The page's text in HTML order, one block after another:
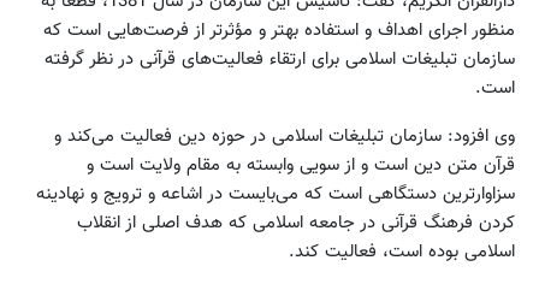
منظور اجرای اهداف و استفاده بهتر و مؤثر‌تر از فرصت‌هایی است که
سازمان تبلیغات اسلامی برای ارتقاء فعالیت‌های قرآنی در نظر گرفته
است.
وی افزود: سازمان تبلیغات اسلامی در حوزه دین فعالیت می‌کند و
قرآن متن دین است و از سویی وابسته به مقام ولایت است و
سزاوارترین دستگاهی است که می‌بایست در اشاعه و ترویج و نهادینه
کردن فرهنگ قرآنی در جامعه اسلامی که هدف اصلی از انقلاب
اسلامی بوده است، فعالیت کند.